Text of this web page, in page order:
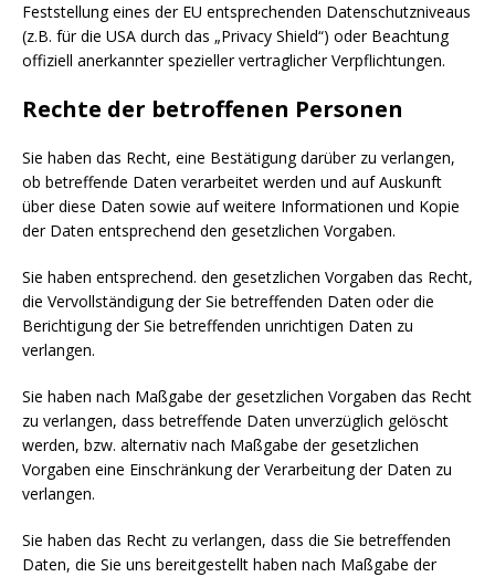
Feststellung eines der EU entsprechenden Datenschutzniveaus
(z.B. für die USA durch das „Privacy Shield“) oder Beachtung
offiziell anerkannter spezieller vertraglicher Verpflichtungen.
Rechte der betroffenen Personen
Sie haben das Recht, eine Bestätigung darüber zu verlangen,
ob betreffende Daten verarbeitet werden und auf Auskunft
über diese Daten sowie auf weitere Informationen und Kopie
der Daten entsprechend den gesetzlichen Vorgaben.
Sie haben entsprechend. den gesetzlichen Vorgaben das Recht,
die Vervollständigung der Sie betreffenden Daten oder die
Berichtigung der Sie betreffenden unrichtigen Daten zu
verlangen.
Sie haben nach Maßgabe der gesetzlichen Vorgaben das Recht
zu verlangen, dass betreffende Daten unverzüglich gelöscht
werden, bzw. alternativ nach Maßgabe der gesetzlichen
Vorgaben eine Einschränkung der Verarbeitung der Daten zu
verlangen.
Sie haben das Recht zu verlangen, dass die Sie betreffenden
Daten, die Sie uns bereitgestellt haben nach Maßgabe der